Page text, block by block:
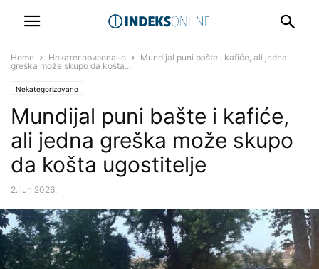
Home Некатегоризовано
Mundijal puni bašte i kafiće, ali jedna
greška može skupo da košta...
Nekategorizovano
Mundijal puni bašte i kafiće,
ali jedna greška može skupo
da košta ugostitelje
2. jun 2026.